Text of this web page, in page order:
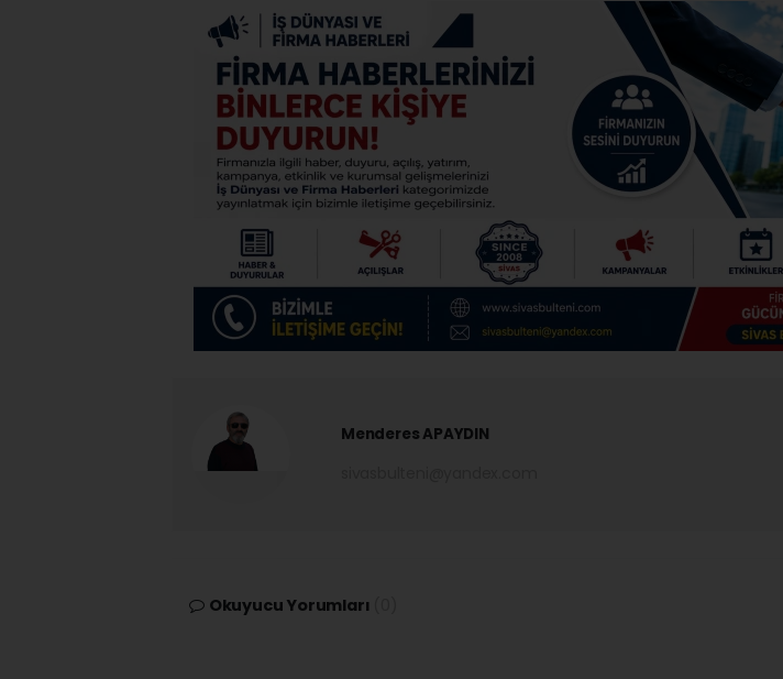
Menderes APAYDIN
Okuyucu Yorumları